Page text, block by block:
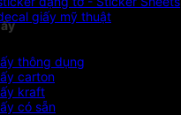
giấy mỹ thuật
thông dụng
carton
kraft
có sẵn